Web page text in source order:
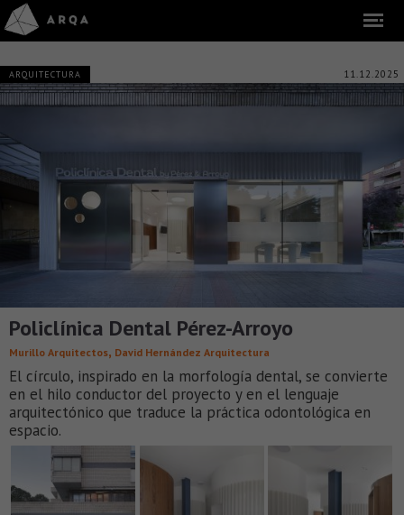
ARQUITECTURA 11.12.2025
Policlínica Dental Pérez-Arroyo
Murillo Arquitectos, David Hernández Arquitectura
El círculo, inspirado en la morfología dental, se convierte
en el hilo conductor del proyecto y en el lenguaje
arquitectónico que traduce la práctica odontológica en
espacio.